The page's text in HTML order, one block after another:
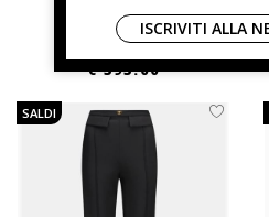
€ 595.00
SALDI
ISCRIVITI ALLA